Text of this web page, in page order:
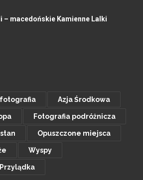
– macedońskie Kamienne Lalki
Azja Środkowa
Fotografia podróżnicza
Opuszczone miejsca
Wyspy